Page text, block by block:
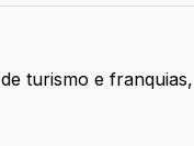
turismo e